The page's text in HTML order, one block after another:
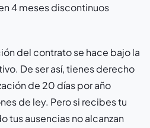
4 meses discontinuos
del contrato se hace bajo la
De ser así, tienes derecho
de 20 días por año
de ley. Pero si recibes tu
tus ausencias no alcanzan